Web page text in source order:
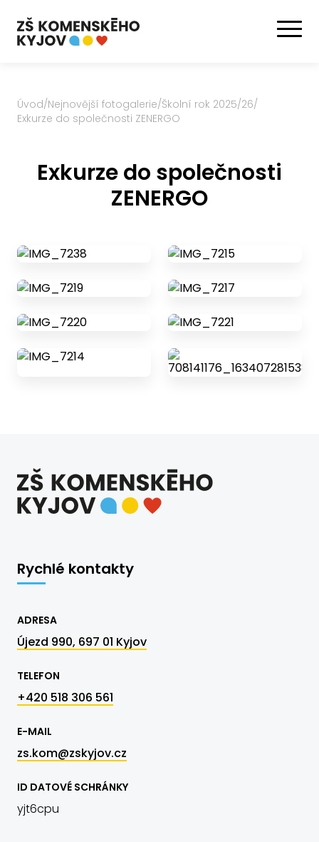
Úvod/Nejnovější fotogalerie/Školní rok 2025/26/
Exkurze do společnosti ZENERGO
Exkurze do společnosti
ZENERGO
Rychlé kontakty
ADRESA
Újezd 990, 697 01 Kyjov
TELEFON
+420 518 306 561
E-MAIL
zs.kom@zskyjov.cz
ID DATOVÉ SCHRÁNKY
yjt6cpu